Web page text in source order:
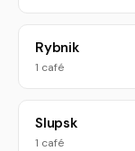
Rybnik
1 café
Slupsk
1 café